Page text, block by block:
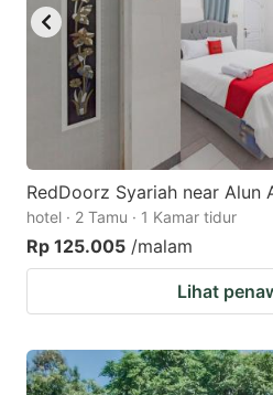
get
the
keyboard
shortcuts
changing
dates.
RedDoorz Syariah near Alun
hotel · 2 Tamu · 1 Kamar tidur
Rp 125.005 /malam
Lihat